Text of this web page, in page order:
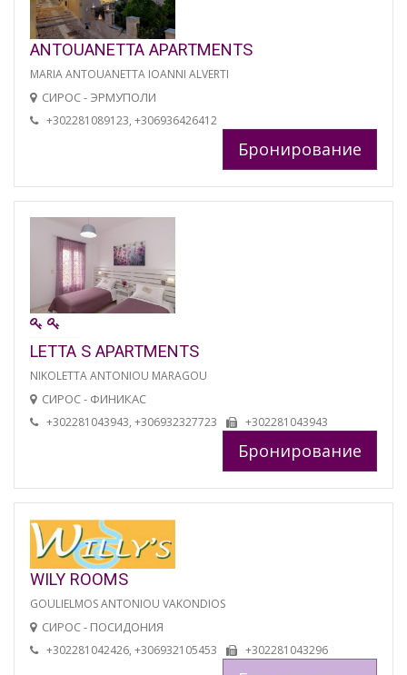
ANTOUANETTA APARTMENTS
MARIA ANTOUANETTA IOANNI ALVERTI
СИРОС - ЭРМУПОЛИ
+302281089123, +306936426412
Бронирование
LETTA S APARTMENTS
NIKOLETTA ANTONIOU MARAGOU
СИРОС - ФИНИКАС
+302281043943, +306932327723 +302281043943
Бронирование
WILY ROOMS
GOULIELMOS ANTONIOU VAKONDIOS
СИРОС - ПОСИДОНИЯ
+302281042426, +306932105453 +302281043296